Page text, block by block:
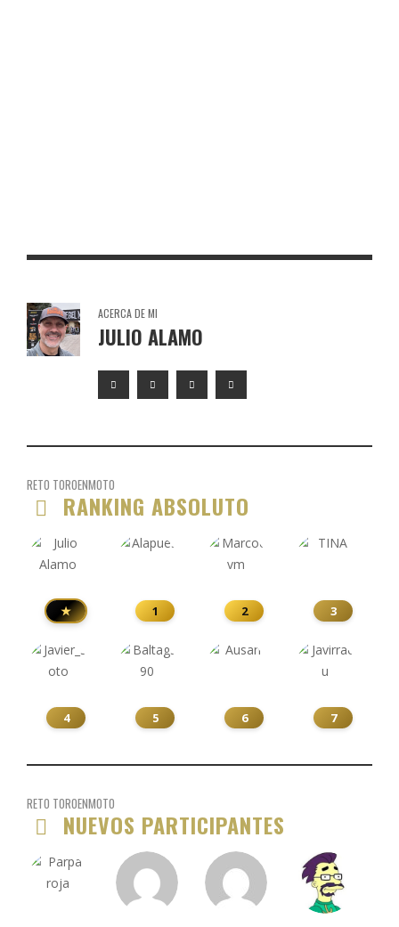
ACERCA DE MI
JULIO ALAMO
RETO TOROENMOTO
RANKING ABSOLUTO
★ 1 2 3
4 5 6 7
RETO TOROENMOTO
NUEVOS PARTICIPANTES